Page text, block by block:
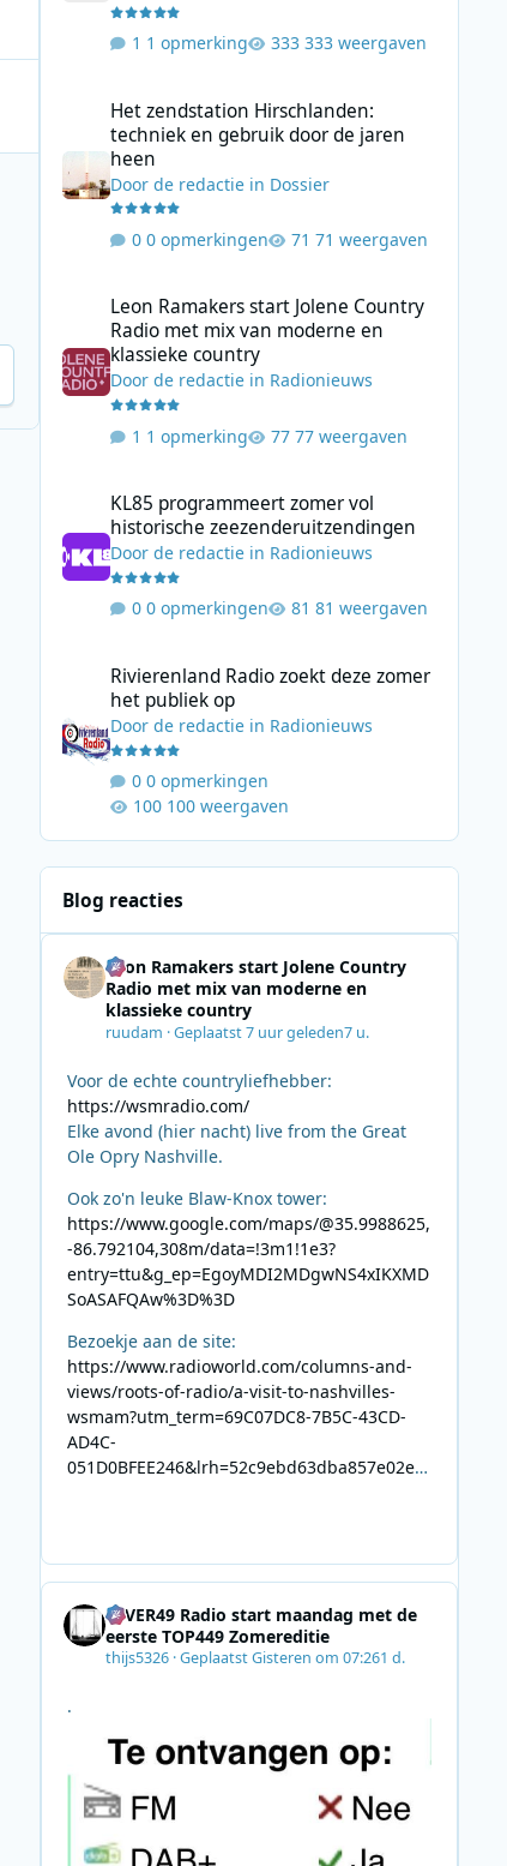
1 opmerking 333 weergaven
Het zendstation Hirschlanden:
techniek en gebruik door de jaren
heen
Door de redactiein Dossier
0 opmerkingen 71 weergaven
Leon Ramakers start Jolene Country
Radio met mix van moderne en
klassieke country
Door de redactiein Radionieuws
1 opmerking 77 weergaven
KL85 programmeert zomer vol
historische zeezenderuitzendingen
Door de redactiein Radionieuws
0 opmerkingen 81 weergaven
Rivierenland Radio zoekt deze zomer
het publiek op
Door de redactiein Radionieuws
0 opmerkingen
100 weergaven
Blog reacties
Leon Ramakers start Jolene Country
Radio met mix van moderne en
klassieke country
ruudam ·Geplaatst7 uur geleden7 u.
Voor de echte countryliefhebber:
https://wsmradio.com/
Elke avond (hier nacht) live from the Great
Ole Opry Nashville.
Ook zo'n leuke Blaw-Knox tower:
https://www.google.com/maps/@35.9988625,
-86.792104,308m/data=!3m1!1e3?
entry=ttu&g_ep=EgoyMDI2MDgwNS4xIKXMD
SoASAFQAw%3D%3D
Bezoekje aan de site:
https://www.radioworld.com/columns-and-
views/roots-of-radio/a-visit-to-nashvilles-
wsmam?utm_term=69C07DC8-7B5C-43CD-
AD4C-
051D0BFEE246&lrh=52c9ebd63dba857e02ec
AB2831C8A639&utm_medium=email&utm_co
8F09201A140D&utm_source=SmartBrief
4EVER49 Radio start maandag met de
eerste TOP449 Zomereditie
thijs5326·GeplaatstGisteren om 07:261 d.
.